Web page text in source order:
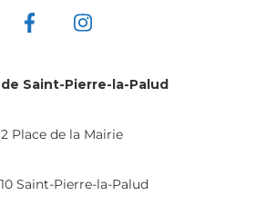
Saint-Pierre-la-Palud
2 Place de la Mairie
Saint-Pierre-la-Palud